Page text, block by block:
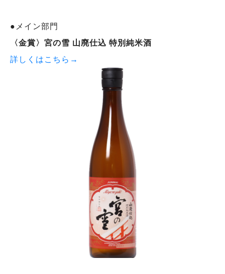
●メイン部門
〈金賞〉 宮の雪 山廃仕込 特別純米酒
詳しくはこちら→